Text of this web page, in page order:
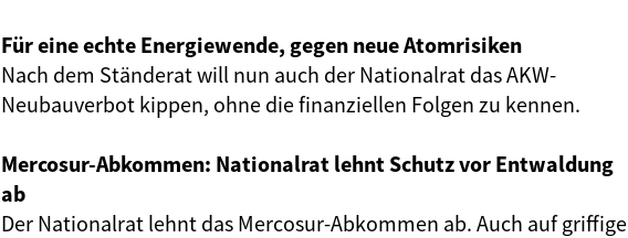
Für eine echte Energiewende, gegen neue Atomrisiken
Nach dem Ständerat will nun auch der Nationalrat das AKW-
Neubauverbot kippen, ohne die finanziellen Folgen zu kennen.
Mercosur-Abkommen: Nationalrat lehnt Schutz vor Entwaldung
ab
Der Nationalrat lehnt das Mercosur-Abkommen ab. Auch auf griffige